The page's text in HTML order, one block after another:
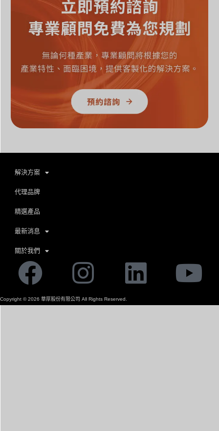
解決方案
代理品牌
精選產品
最新消息
關於我們
Facebook
Instagram
Copyright ©2026 華厚股份有限公司 All Rights Reserved.